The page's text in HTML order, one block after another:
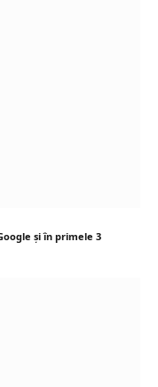
și în primele 3